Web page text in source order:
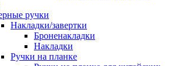
ручки
Накладки/завертки
Броненакладки
Накладки
Ручки на планке